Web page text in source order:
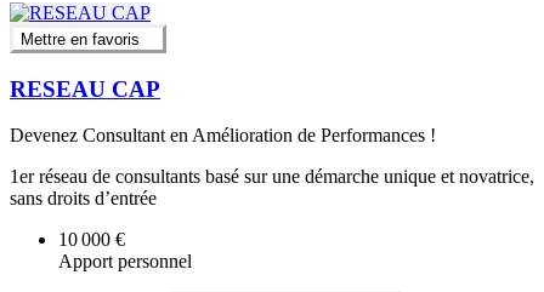
Mettre en favoris
RESEAU CAP
Devenez Consultant en Amélioration de Performances !
1er réseau de consultants basé sur une démarche unique et novatrice,
sans droits d’entrée
10 000 €
Apport personnel